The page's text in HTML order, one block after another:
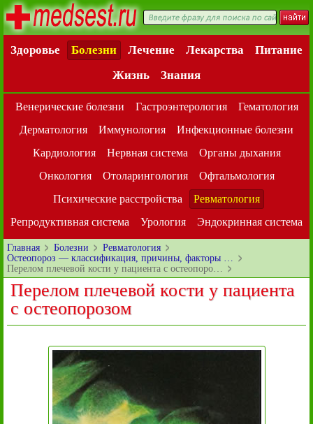
Здоровье Болезни Лечение Лекарства
Питание
Жизнь
Знания
Венерические болезни Гастроэнтерология
Гематология
Дерматология
Иммунология
Инфекционные болезни
Кардиология
Нервная система
Органы дыхания
Онкология
Отоларингология
Офтальмология
Психические расстройства
Ревматология
Репродуктивная система
Урология Эндокринная система
Главная Болезни
Ревматология
Остеопороз — классификация, причины, факторы …
Перелом плечевой кости у пациента с остеопоро…
Перелом плечевой кости у пациента
с остеопорозом